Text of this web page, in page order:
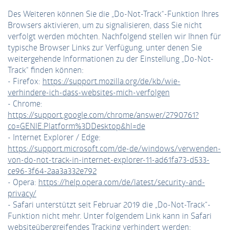
Des Weiteren können Sie die „Do-Not-Track“-Funktion Ihres
Browsers aktivieren, um zu signalisieren, dass Sie nicht
verfolgt werden möchten. Nachfolgend stellen wir Ihnen für
typische Browser Links zur Verfügung, unter denen Sie
weitergehende Informationen zu der Einstellung „Do-Not-
Track“ finden können:
- Firefox: https://support.mozilla.org/de/kb/wie-
verhindere-ich-dass-websites-mich-verfolgen
- Chrome:
https://support.google.com/chrome/answer/2790761?
co=GENIE.Platform%3DDesktop&hl=de
- Internet Explorer / Edge:
https://support.microsoft.com/de-de/windows/verwenden-
von-do-not-track-in-internet-explorer-11-ad61fa73-d533-
ce96-3f64-2aa3a332e792
- Opera: https://help.opera.com/de/latest/security-and-
privacy/
- Safari unterstützt seit Februar 2019 die „Do-Not-Track“-
Funktion nicht mehr. Unter folgendem Link kann in Safari
websiteübergreifendes Tracking verhindert werden: